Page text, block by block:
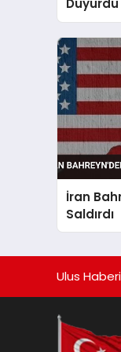
İran
Saldırdı
Ulus